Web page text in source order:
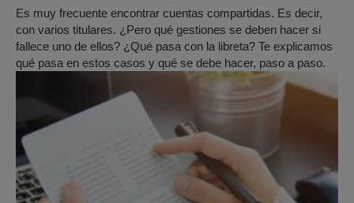
Es muy frecuente encontrar cuentas compartidas. Es decir,
con varios titulares. ¿Pero qué gestiones se deben hacer si
fallece uno de ellos? ¿Qué pasa con la libreta? Te explicamos
qué pasa en estos casos y qué se debe hacer, paso a paso.